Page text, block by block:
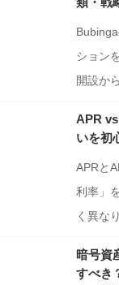
ション
開設か
APR
いを初
APRと
利率」
く異な
暗号資
すべき